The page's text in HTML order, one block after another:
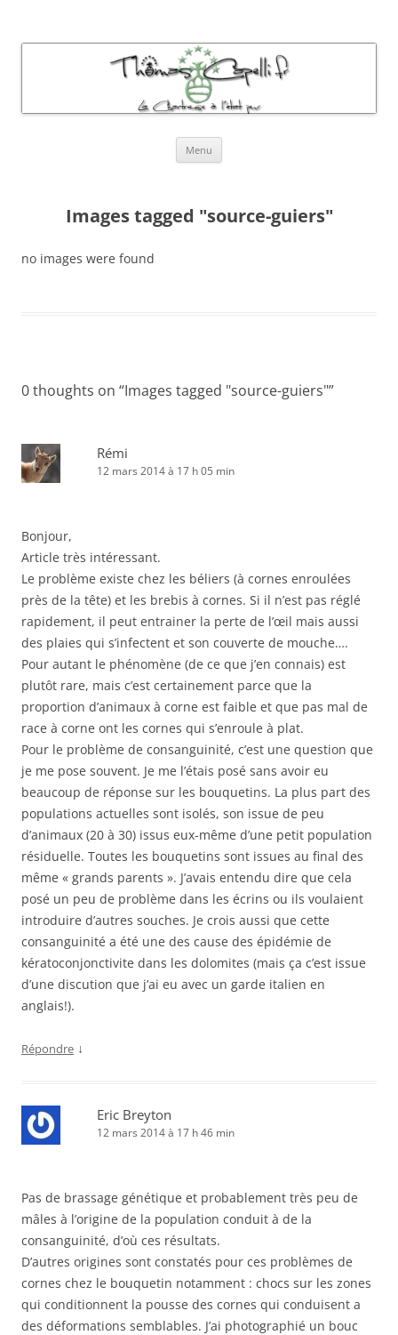
Menu
Images tagged "source-guiers"
no images were found
0 thoughts on “Images tagged "source-guiers"”
Rémi
12 mars 2014 à 17 h 05 min
Bonjour,
Article très intéressant.
Le problème existe chez les béliers (à cornes enroulées
près de la tête) et les brebis à cornes. Si il n’est pas réglé
rapidement, il peut entrainer la perte de l’œil mais aussi
des plaies qui s’infectent et son couverte de mouche….
Pour autant le phénomène (de ce que j’en connais) est
plutôt rare, mais c’est certainement parce que la
proportion d’animaux à corne est faible et que pas mal de
race à corne ont les cornes qui s’enroule à plat.
Pour le problème de consanguinité, c’est une question que
je me pose souvent. Je me l’étais posé sans avoir eu
beaucoup de réponse sur les bouquetins. La plus part des
populations actuelles sont isolés, son issue de peu
d’animaux (20 à 30) issus eux-même d’une petit population
résiduelle. Toutes les bouquetins sont issues au final des
même « grands parents ». J’avais entendu dire que cela
posé un peu de problème dans les écrins ou ils voulaient
introduire d’autres souches. Je crois aussi que cette
consanguinité a été une des cause des épidémie de
kératoconjonctivite dans les dolomites (mais ça c’est issue
d’une discution que j’ai eu avec un garde italien en
anglais!).
Répondre ↓
Eric Breyton
12 mars 2014 à 17 h 46 min
Pas de brassage génétique et probablement très peu de
mâles à l’origine de la population conduit à de la
consanguinité, d’où ces résultats.
D’autres origines sont constatés pour ces problèmes de
cornes chez le bouquetin notamment : chocs sur les zones
qui conditionnent la pousse des cornes qui conduisent a
des déformations semblables. J’ai photographié un bouc